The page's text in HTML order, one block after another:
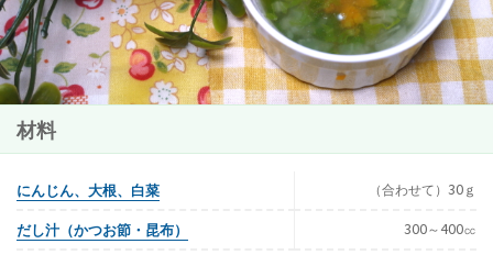
材料
にんじん、大根、白菜 （合わせて）30ｇ
だし汁（かつお節・昆布） 300～400㏄